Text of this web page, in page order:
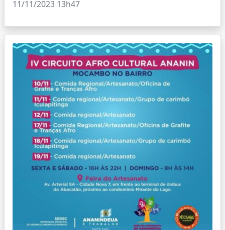
11/11/2023 13h47